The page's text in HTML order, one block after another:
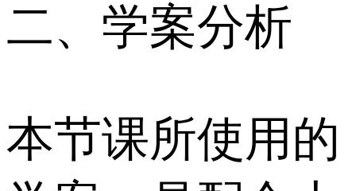
二、学案分析
本节课所使用的